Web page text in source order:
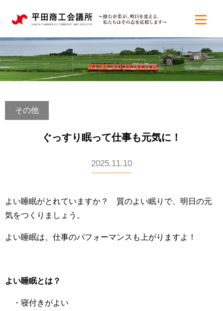
その他
ぐっすり眠って仕事も元気に！
2025.11.10
よい睡眠がとれていますか？ 質のよい眠りで、明日の元
気をつくりましょう。
よい睡眠は、仕事のパフォーマンスも上がりますよ！
よい睡眠とは？
・寝付きがよい